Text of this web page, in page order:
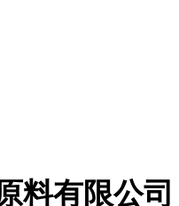
料有限公司